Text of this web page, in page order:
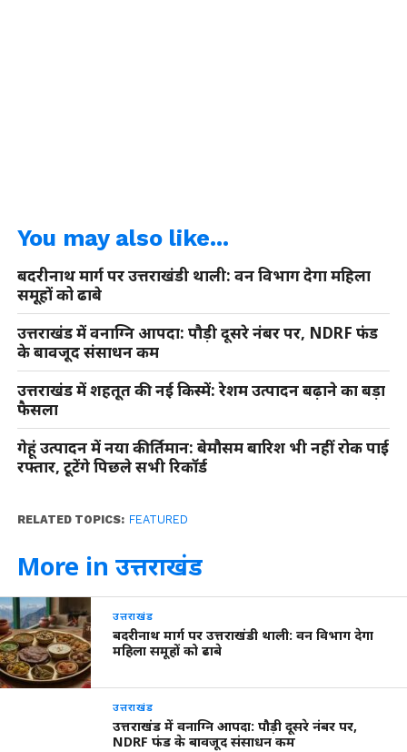
You may also like...
बदरीनाथ मार्ग पर उत्तराखंडी थाली: वन विभाग देगा महिला
समूहों को ढाबे
उत्तराखंड में वनाग्नि आपदा: पौड़ी दूसरे नंबर पर, NDRF फंड
के बावजूद संसाधन कम
उत्तराखंड में शहतूत की नई किस्में: रेशम उत्पादन बढ़ाने का बड़ा
फैसला
गेहूं उत्पादन में नया कीर्तिमान: बेमौसम बारिश भी नहीं रोक पाई
रफ्तार, टूटेंगे पिछले सभी रिकॉर्ड
RELATED TOPICS: FEATURED
More in उत्तराखंड
उत्तराखंड
बदरीनाथ मार्ग पर उत्तराखंडी थाली: वन विभाग देगा
महिला समूहों को ढाबे
उत्तराखंड
उत्तराखंड में वनाग्नि आपदा: पौड़ी दूसरे नंबर पर,
NDRF फंड के बावजूद संसाधन कम